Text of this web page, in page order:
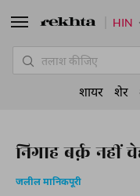
निगाह बर्क़ नहीं
जलील मानिकपूरी
HIN
शायर शेर